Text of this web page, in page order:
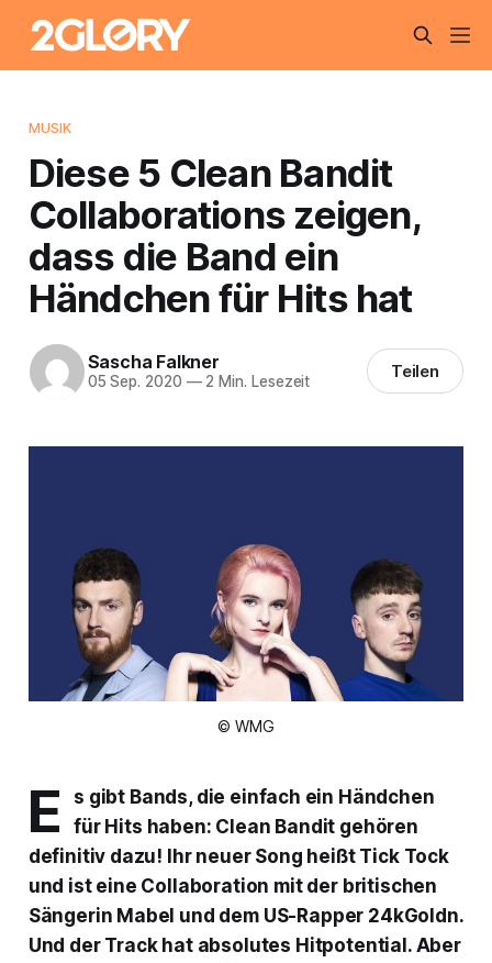
MUSIK
Diese 5 Clean Bandit
Collaborations zeigen,
dass die Band ein
Händchen für Hits hat
Sascha Falkner
05 Sep. 2020 —2 Min. Lesezeit Teilen
© WMG
E
s gibt Bands, die einfach ein Händchen
für Hits haben: Clean Bandit gehören
definitiv dazu! Ihr neuer Song heißt Tick Tock
und ist eine Collaboration mit der britischen
Sängerin Mabel und dem US-Rapper 24kGoldn.
Und der Track hat absolutes Hitpotential. Aber